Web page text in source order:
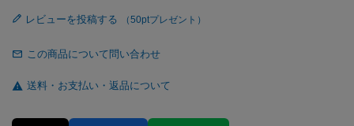
レビューを投稿する
この商品について問い合わせ
送料・お支払い・返品について